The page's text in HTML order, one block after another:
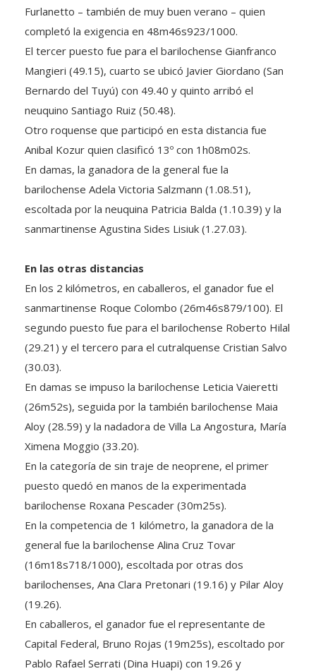
Furlanetto – también de muy buen verano – quien
completó la exigencia en 48m46s923/1000.
El tercer puesto fue para el barilochense Gianfranco
Mangieri (49.15), cuarto se ubicó Javier Giordano (San
Bernardo del Tuyú) con 49.40 y quinto arribó el
neuquino Santiago Ruiz (50.48).
Otro roquense que participó en esta distancia fue
Anibal Kozur quien clasificó 13º con 1h08m02s.
En damas, la ganadora de la general fue la
barilochense Adela Victoria Salzmann (1.08.51),
escoltada por la neuquina Patricia Balda (1.10.39) y la
sanmartinense Agustina Sides Lisiuk (1.27.03).
En las otras distancias
En los 2 kilómetros, en caballeros, el ganador fue el
sanmartinense Roque Colombo (26m46s879/100). El
segundo puesto fue para el barilochense Roberto Hilal
(29.21) y el tercero para el cutralquense Cristian Salvo
(30.03).
En damas se impuso la barilochense Leticia Vaieretti
(26m52s), seguida por la también barilochense Maia
Aloy (28.59) y la nadadora de Villa La Angostura, María
Ximena Moggio (33.20).
En la categoría de sin traje de neoprene, el primer
puesto quedó en manos de la experimentada
barilochense Roxana Pescader (30m25s).
En la competencia de 1 kilómetro, la ganadora de la
general fue la barilochense Alina Cruz Tovar
(16m18s718/1000), escoltada por otras dos
barilochenses, Ana Clara Pretonari (19.16) y Pilar Aloy
(19.26).
En caballeros, el ganador fue el representante de
Capital Federal, Bruno Rojas (19m25s), escoltado por
Pablo Rafael Serrati (Dina Huapi) con 19.26 y